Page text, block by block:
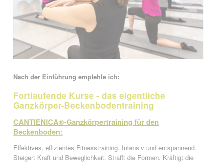
Nach der Einführung empfehle ich:
Fortlaufende Kurse - das eigentliche
Ganzkörper-Beckenbodentraining
CANTIENICA®-Ganzkörpertraining für den
Beckenboden:
Effektives, effizientes Fitnesstraining. Intensiv und entspannend.
Steigert Kraft und Beweglichkeit. Strafft die Formen. Kräftigt die